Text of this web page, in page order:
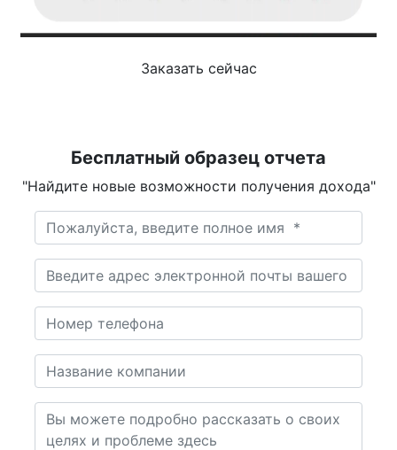
Заказать сейчас
Бесплатный образец отчета
"Найдите новые возможности получения дохода"